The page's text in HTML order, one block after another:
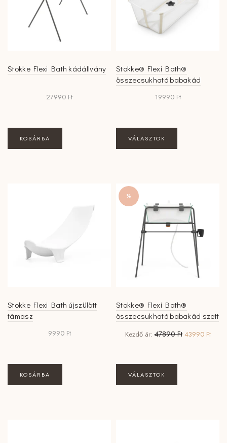
Stokke Flexi Bath kádállvány
27990 Ft
KOSÁRBA
Stokke® Flexi Bath®
összecsukható babakád
19990 Ft
VÁLASZTOK
a
A
változatok
a
termékoldalon
választhatók
Stokke Flexi Bath újszülött
támasz
9990 Ft
KOSÁRBA
%
Stokke® Flexi Bath®
összecsukható babakád szett
Kezdő ár:47890Ft Original
43990 Ft
VÁLASZTOK